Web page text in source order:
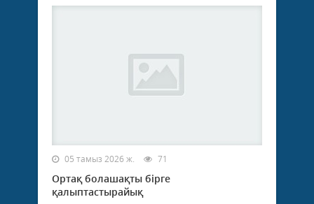
05 тамыз 2026 ж. 71
Ортақ болашақты бірге
қалыптастырайық